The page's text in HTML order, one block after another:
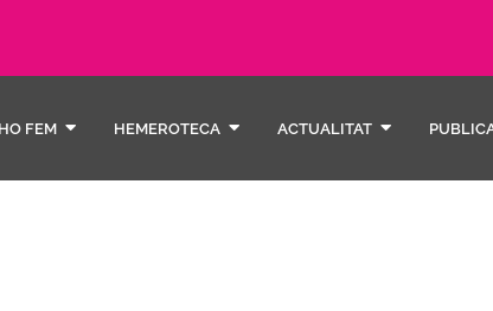
FEM HEMEROTECA ACTUALITAT